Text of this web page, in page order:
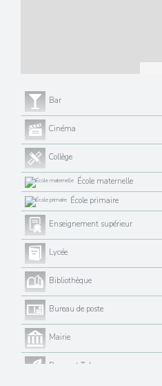
Bar
Cinéma
Collège
École maternelle
École primaire
Enseignement supérieur
Lycée
Bibliothèque
Bureau de poste
Mairie
Presse et Tabac